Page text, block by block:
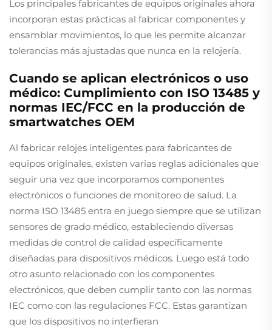
Los principales fabricantes de equipos originales ahora
incorporan estas prácticas al fabricar componentes y
ensamblar movimientos, lo que les permite alcanzar
tolerancias más ajustadas que nunca en la relojería.
Cuando se aplican electrónicos o uso
médico: Cumplimiento con ISO 13485 y
normas IEC/FCC en la producción de
smartwatches OEM
Al fabricar relojes inteligentes para fabricantes de
equipos originales, existen varias reglas adicionales que
seguir una vez que incorporamos componentes
electrónicos o funciones de monitoreo de salud. La
norma ISO 13485 entra en juego siempre que se utilizan
sensores de grado médico, estableciendo diversas
medidas de control de calidad específicamente
diseñadas para dispositivos médicos. Luego está todo
otro asunto relacionado con los componentes
electrónicos, que deben cumplir tanto con las normas
IEC como con las regulaciones FCC. Estas garantizan
que los dispositivos no interfieran